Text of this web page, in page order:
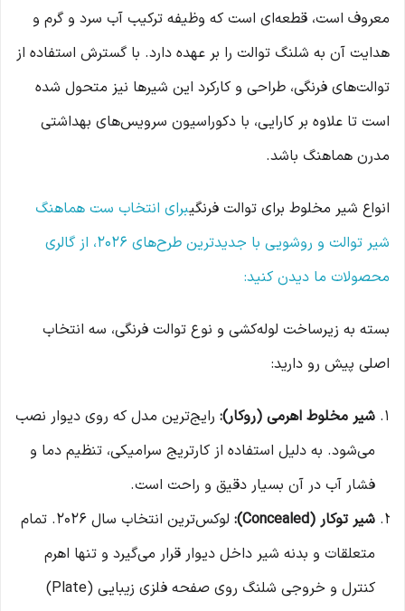
معروف است، قطعه‌ای است که وظیفه ترکیب آب سرد و گرم و
هدایت آن به شلنگ توالت را بر عهده دارد. با گسترش استفاده از
توالت‌های فرنگی، طراحی و کارکرد این شیرها نیز متحول شده
است تا علاوه بر کارایی، با دکوراسیون سرویس‌های بهداشتی
مدرن هماهنگ باشد.
انواع شیر مخلوط برای توالت فرنگیبرای انتخاب ست هماهنگ
شیر توالت و روشویی با جدیدترین طرح‌های ۲۰۲۶، از گالری
محصولات ما دیدن کنید:
بسته به زیرساخت لوله‌کشی و نوع توالت فرنگی، سه انتخاب
اصلی پیش رو دارید:
شیر مخلوط اهرمی (روکار): رایج‌ترین مدل که روی دیوار نصب
می‌شود. به دلیل استفاده از کارتریج سرامیکی، تنظیم دما و
فشار آب در آن بسیار دقیق و راحت است.
شیر توکار (Concealed):
لوکس‌ترین انتخاب سال ۲۰۲۶. تمام
متعلقات و بدنه شیر داخل دیوار قرار می‌گیرد و تنها اهرم
کنترل و خروجی شلنگ روی صفحه فلزی زیبایی (Plate)